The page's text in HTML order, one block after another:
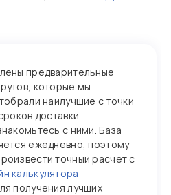
предварительные
которые мы
наилучшие с точки
доставки.
с ними. База
ежедневно, поэтому
точный расчет с
калькулятора
получения лучших